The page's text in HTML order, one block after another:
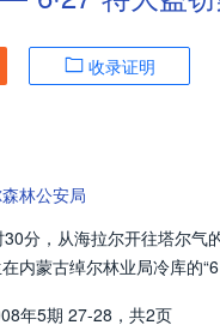
收录证明
林公安局
分，从海拉尔开往塔尔气
内蒙古绰尔林业局冷库的
年5期 27-28， 共2页